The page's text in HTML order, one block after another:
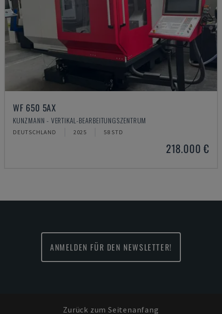
WF 650 5AX
KUNZMANN - VERTIKAL-BEARBEITUNGSZENTRUM
DEUTSCHLAND 2025 58 STD
218.000 €
ANMELDEN FÜR DEN NEWSLETTER!
Zurück zum Seitenanfang